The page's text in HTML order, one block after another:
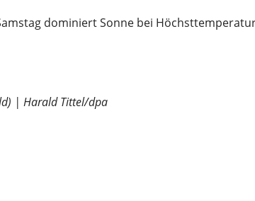
dominiert Sonne bei
| Harald Tittel/dpa